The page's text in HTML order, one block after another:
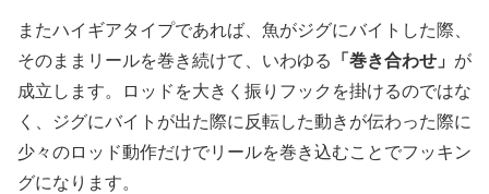
またハイギアタイプであれば、魚がジグにバイトした際、
そのままリールを巻き続けて、いわゆる
「巻き合わせ」 が
成立します。ロッドを大きく振りフックを掛けるのではな
く、ジグにバイトが出た際に反転した動きが伝わった際に
少々のロッド動作だけでリールを巻き込むことでフッキン
グになります。